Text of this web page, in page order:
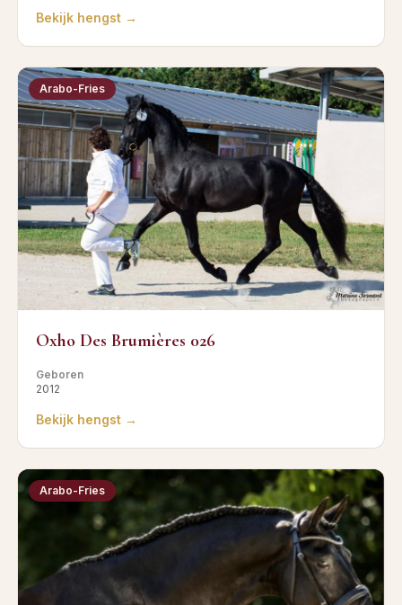
Bekijk hengst →
Arabo-Fries
Oxho Des Brumières 026
Geboren
2012
Bekijk hengst →
Arabo-Fries